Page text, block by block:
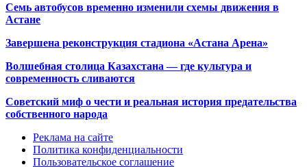
Семь автобусов временно изменили схемы движения в
Астане
Завершена реконструкция стадиона «Астана Арена»
Волшебная столица Казахстана — где культура и
современность сливаются
Советский миф о чести и реальная история предательства
собственного народа
Реклама на сайте
Политика конфиденциальности
Пользовательское соглашение